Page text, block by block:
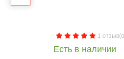
1
Есть в наличии